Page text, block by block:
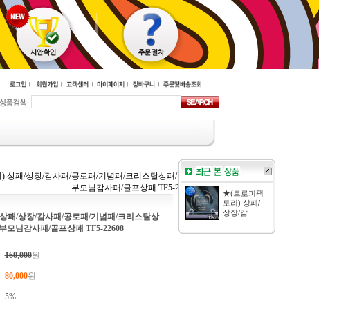
상패/상장/감사패/공로패/기념패/크리스탈상패/문진/
부모님감사패/골프상패 TF5-22608
패/상장/감사패/공로패/기념패/크리스탈상
모님감사패/골프상패 TF5-22608
160,000원
80,000원
5%
★(트로피팩
토리) 상패/
상장/감..